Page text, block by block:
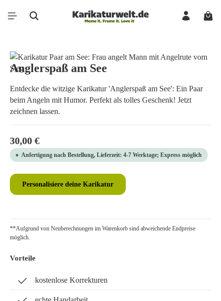
Zum Hauptinhalt springen
Bildergalerie überspringen
Anglerspaß am See
Entdecke die witzige Karikatur 'Anglerspaß am See': Ein Paar
beim Angeln mit Humor. Perfekt als tolles Geschenk! Jetzt
zeichnen lassen.
Regulärer Preis:
30,00 €
Anfertigung nach Bestellung, Lieferzeit: 4-7 Werktage; Express möglich
Personalisiere deine Karikatur
**Aufgrund von Neuberechnungen im Warenkorb sind abweichende Endpreise
möglich.
Vorteile
kostenlose Korrekturen